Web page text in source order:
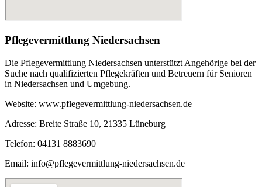
Pflegevermittlung Niedersachsen
Die Pflegevermittlung Niedersachsen unterstützt Angehörige bei der
Suche nach qualifizierten Pflegekräften und Betreuern für Senioren
in Niedersachsen und Umgebung.
Website: www.pflegevermittlung-niedersachsen.de
Adresse: Breite Straße 10, 21335 Lüneburg
Telefon: 04131 8883690
Email: info@pflegevermittlung-niedersachsen.de